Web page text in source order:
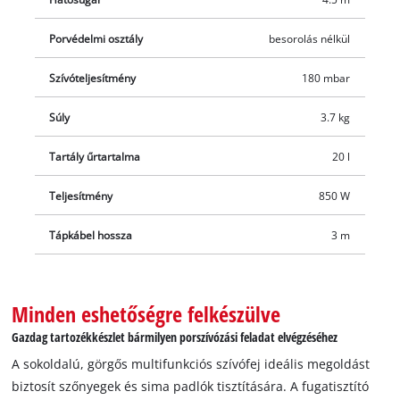
műanyag csövet, egy görgős multifunkciós szívófejet
szőnyegek és padlófelületek tisztításához, valamint egy
fugatisztító szívófejet. A habszivacs szűrő és a redős
szűrőbetétet szintén szériatartozék, így a kicsomagolást
tápkábel 3 méter hosszú.
Porvédelmi osztály besorolás nélkül
Szívóteljesítmény 180 mbar
Súly 3.7 kg
Tartály űrtartalma 20 l
Teljesítmény 850 W
Tápkábel hossza 3 m
Minden eshetőségre felkészülve
Gazdag tartozékkészlet bármilyen porszívózási feladat elvégzéséhez
A sokoldalú, görgős multifunkciós szívófej ideális megoldást
biztosít szőnyegek és sima padlók tisztítására. A fugatisztító